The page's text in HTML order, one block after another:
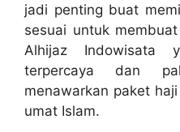
jadi penting buat
sesuai untuk
Alhijaz Indowisata
terpercaya dan
menawarkan paket
umat Islam.